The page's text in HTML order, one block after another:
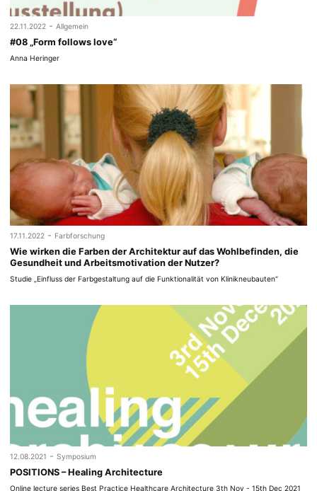
22.11.2022 - Allgemein
#08 „Form follows love“
Anna Heringer
17.11.2022 - Farbforschung
Wie wirken die Farben der Architektur auf das Wohlbefinden, die
Gesundheit und Arbeitsmotivation der Nutzer?
Studie „Einfluss der Farbgestaltung auf die Funktionalität von Klinikneubauten“
12.08.2021 - Symposium
POSITIONS – Healing Architecture
Online lecture series Best Practice Healthcare Architecture 3th Nov - 15th Dec 2021